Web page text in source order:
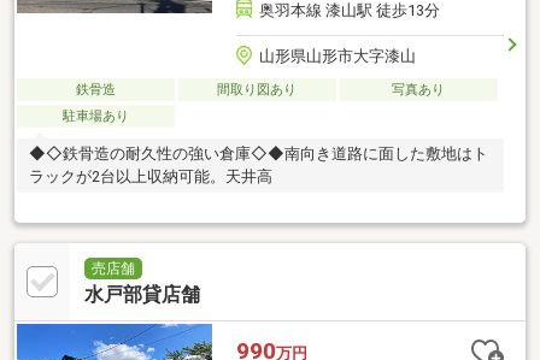
奥羽本線 漆山駅 徒歩13分
山形県山形市大字漆山
鉄骨造 間取り図あり
写真あり
駐車場あり
◆◇鉄骨造の耐久性の強い倉庫◇◆南向き道路に面した敷地はト
ラックが2台以上収納可能。天井高
売店舗
水戸部貸店舗
990万円